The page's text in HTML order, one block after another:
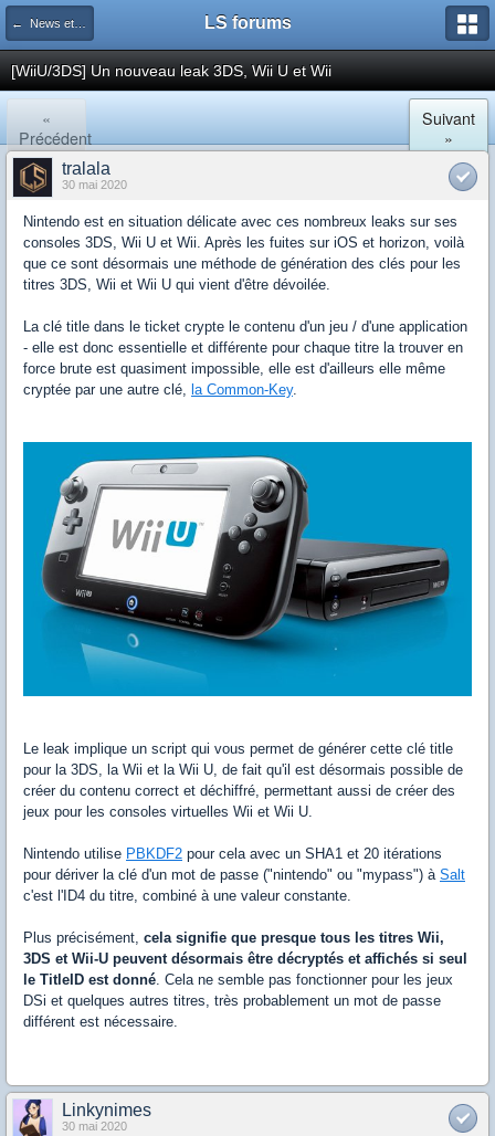
← News et actualités postées sur LS LS forums
[WiiU/3DS] Un nouveau leak 3DS, Wii U et Wii
«
Précédent
Suivant
»
tralala
30 mai 2020
Nintendo est en situation délicate avec ces nombreux leaks sur ses
consoles 3DS, Wii U et Wii. Après les fuites sur iOS et horizon, voilà
que ce sont désormais une méthode de génération des clés pour les
titres 3DS, Wii et Wii U qui vient d'être dévoilée.
La clé title dans le ticket crypte le contenu d'un jeu / d'une application
- elle est donc essentielle et différente pour chaque titre la trouver en
force brute est quasiment impossible, elle est d'ailleurs elle même
cryptée par une autre clé, la Common-Key.
Le leak implique un script qui vous permet de générer cette clé title
pour la 3DS, la Wii et la Wii U, de fait qu'il est désormais possible de
créer du contenu correct et déchiffré, permettant aussi de créer des
jeux pour les consoles virtuelles Wii et Wii U.
Nintendo utilise PBKDF2 pour cela avec un SHA1 et 20 itérations
pour dériver la clé d'un mot de passe ("nintendo" ou "mypass") à Salt
c'est l'ID4 du titre, combiné à une valeur constante.
Plus précisément, cela signifie que presque tous les titres Wii,
3DS et Wii-U peuvent désormais être décryptés et affichés si seul
le TitleID est donné. Cela ne semble pas fonctionner pour les jeux
DSi et quelques autres titres, très probablement un mot de passe
différent est nécessaire.
Linkynimes
30 mai 2020